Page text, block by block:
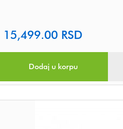
15,499.00 RSD
Dodaj u korpu